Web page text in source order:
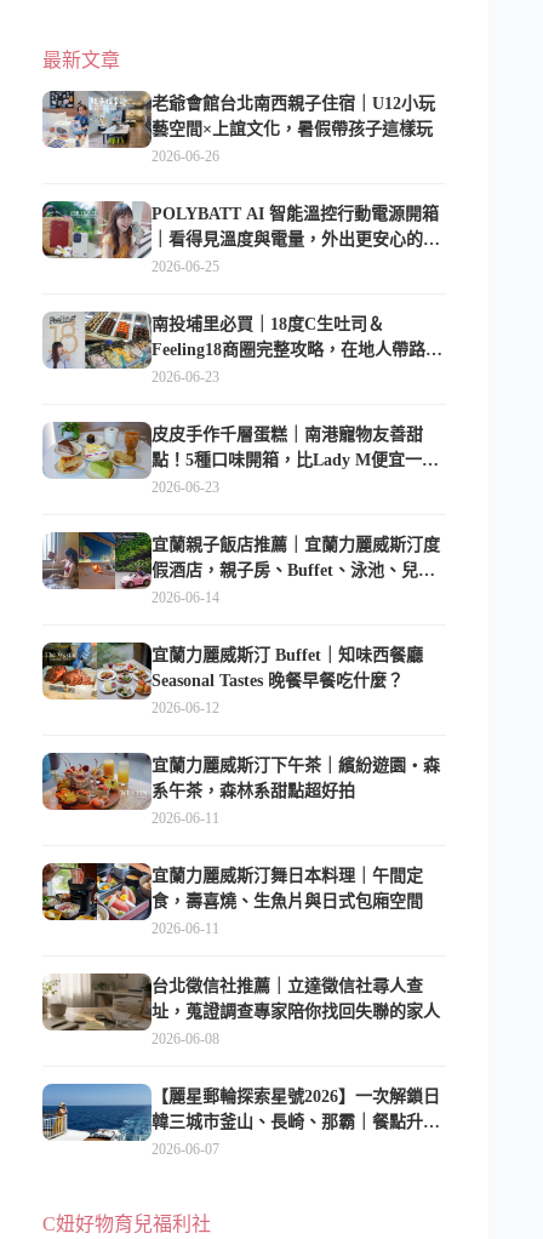
最新文章
老爺會館台北南西親子住宿｜U12小玩
藝空間×上誼文化，暑假帶孩子這樣玩
2026-06-26
POLYBATT AI 智能溫控行動電源開箱
｜看得見溫度與電量，外出更安心的
10000mAh 行動電源
2026-06-25
南投埔里必買｜18度C生吐司＆
Feeling18商圈完整攻略，在地人帶路這
樣逛
2026-06-23
皮皮手作千層蛋糕｜南港寵物友善甜
點！5種口味開箱，比Lady M便宜一半
的台北隱藏版
2026-06-23
宜蘭親子飯店推薦｜宜蘭力麗威斯汀度
假酒店，親子房、Buffet、泳池、兒童
俱樂部超適合放電
2026-06-14
宜蘭力麗威斯汀 Buffet｜知味西餐廳
Seasonal Tastes 晚餐早餐吃什麼？
2026-06-12
宜蘭力麗威斯汀下午茶｜繽紛遊園・森
系午茶，森林系甜點超好拍
2026-06-11
宜蘭力麗威斯汀舞日本料理｜午間定
食，壽喜燒、生魚片與日式包廂空間
2026-06-11
台北徵信社推薦｜立達徵信社尋人查
址，蒐證調查專家陪你找回失聯的家人
2026-06-08
【麗星郵輪探索星號2026】一次解鎖日
韓三城市釜山、長崎、那霸｜餐點升
級、表演更新、船上慶生超難忘
2026-06-07
C妞好物育兒福利社